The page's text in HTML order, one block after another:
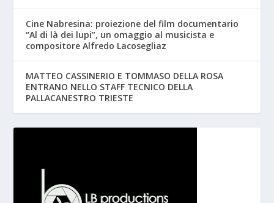
Cine Nabresina: proiezione del film documentario
“Al di là dei lupi”, un omaggio al musicista e
compositore Alfredo Lacosegliaz
MATTEO CASSINERIO E TOMMASO DELLA ROSA
ENTRANO NELLO STAFF TECNICO DELLA
PALLACANESTRO TRIESTE